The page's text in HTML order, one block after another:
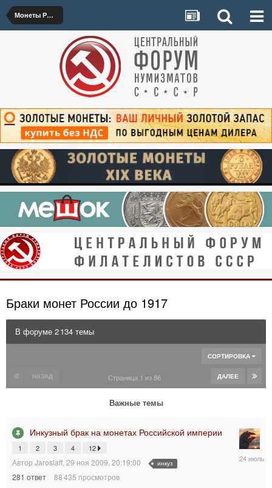
Монеты России до 1917 года
Браки монет России до 1917
В форуме 2 134 темы
СОРТИРОВКА
НАЗАД ДАЛЕЕ
Страница 1 из 86
Важные темы
Инкузный брак на монетах Российской империи
1 2 3 4 12
Автор Jaroslaff 29 ноя 2009, 20:19:00 инкуз
281 ответ 88 435 просмотров
24